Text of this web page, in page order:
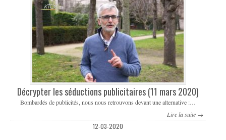
Décrypter les séductions publicitaires (11 mars 2020)
Bombardés de publicités, nous nous retrouvons devant une alternative :…
Lire la suite →
12-03-2020